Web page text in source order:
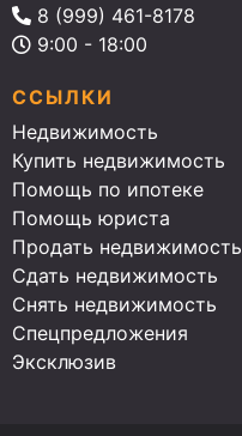
8 (999) 461-8178
9:00 - 18:00
ССЫЛКИ
Недвижимость
Купить недвижимость
Помощь по ипотеке
Помощь юриста
Продать недвижимость
Сдать недвижимость
Снять недвижимость
Спецпредложения
Эксклюзив